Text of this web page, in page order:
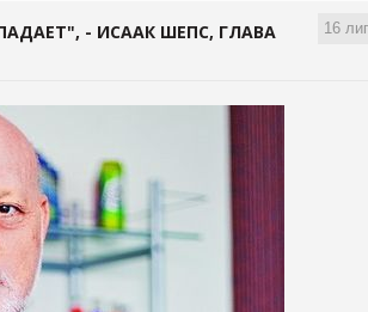
16
- ИСААК ШЕПС, ГЛАВА